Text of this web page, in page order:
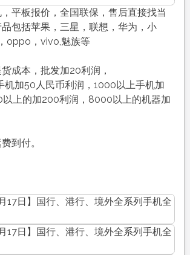
平板报价，全国联保，售后直接找当
包括苹果，三星，联想，华为，小
oppo，vivo,魅族等
成本，批发加20利润，
机加50人民币利润，1000以上手机加
上的加200利润，8000以上的机器加
到付。